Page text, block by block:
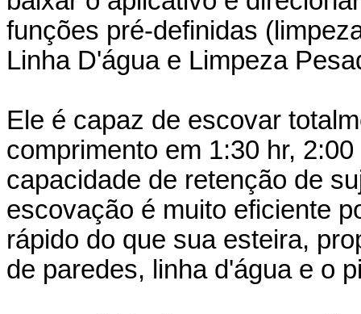
funções pré-definidas
Linha D'água e Limpeza
Ele é capaz de escovar
comprimento em 1:30 hr,
capacidade de retenção de
escovação é muito eficiente
rápido do que sua esteira,
de paredes, linha d'água e o